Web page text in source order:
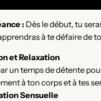
: Dès le début, tu
à te défaire de
et Relaxation
un temps de détente
à ton corps et à tes
Sensuelle